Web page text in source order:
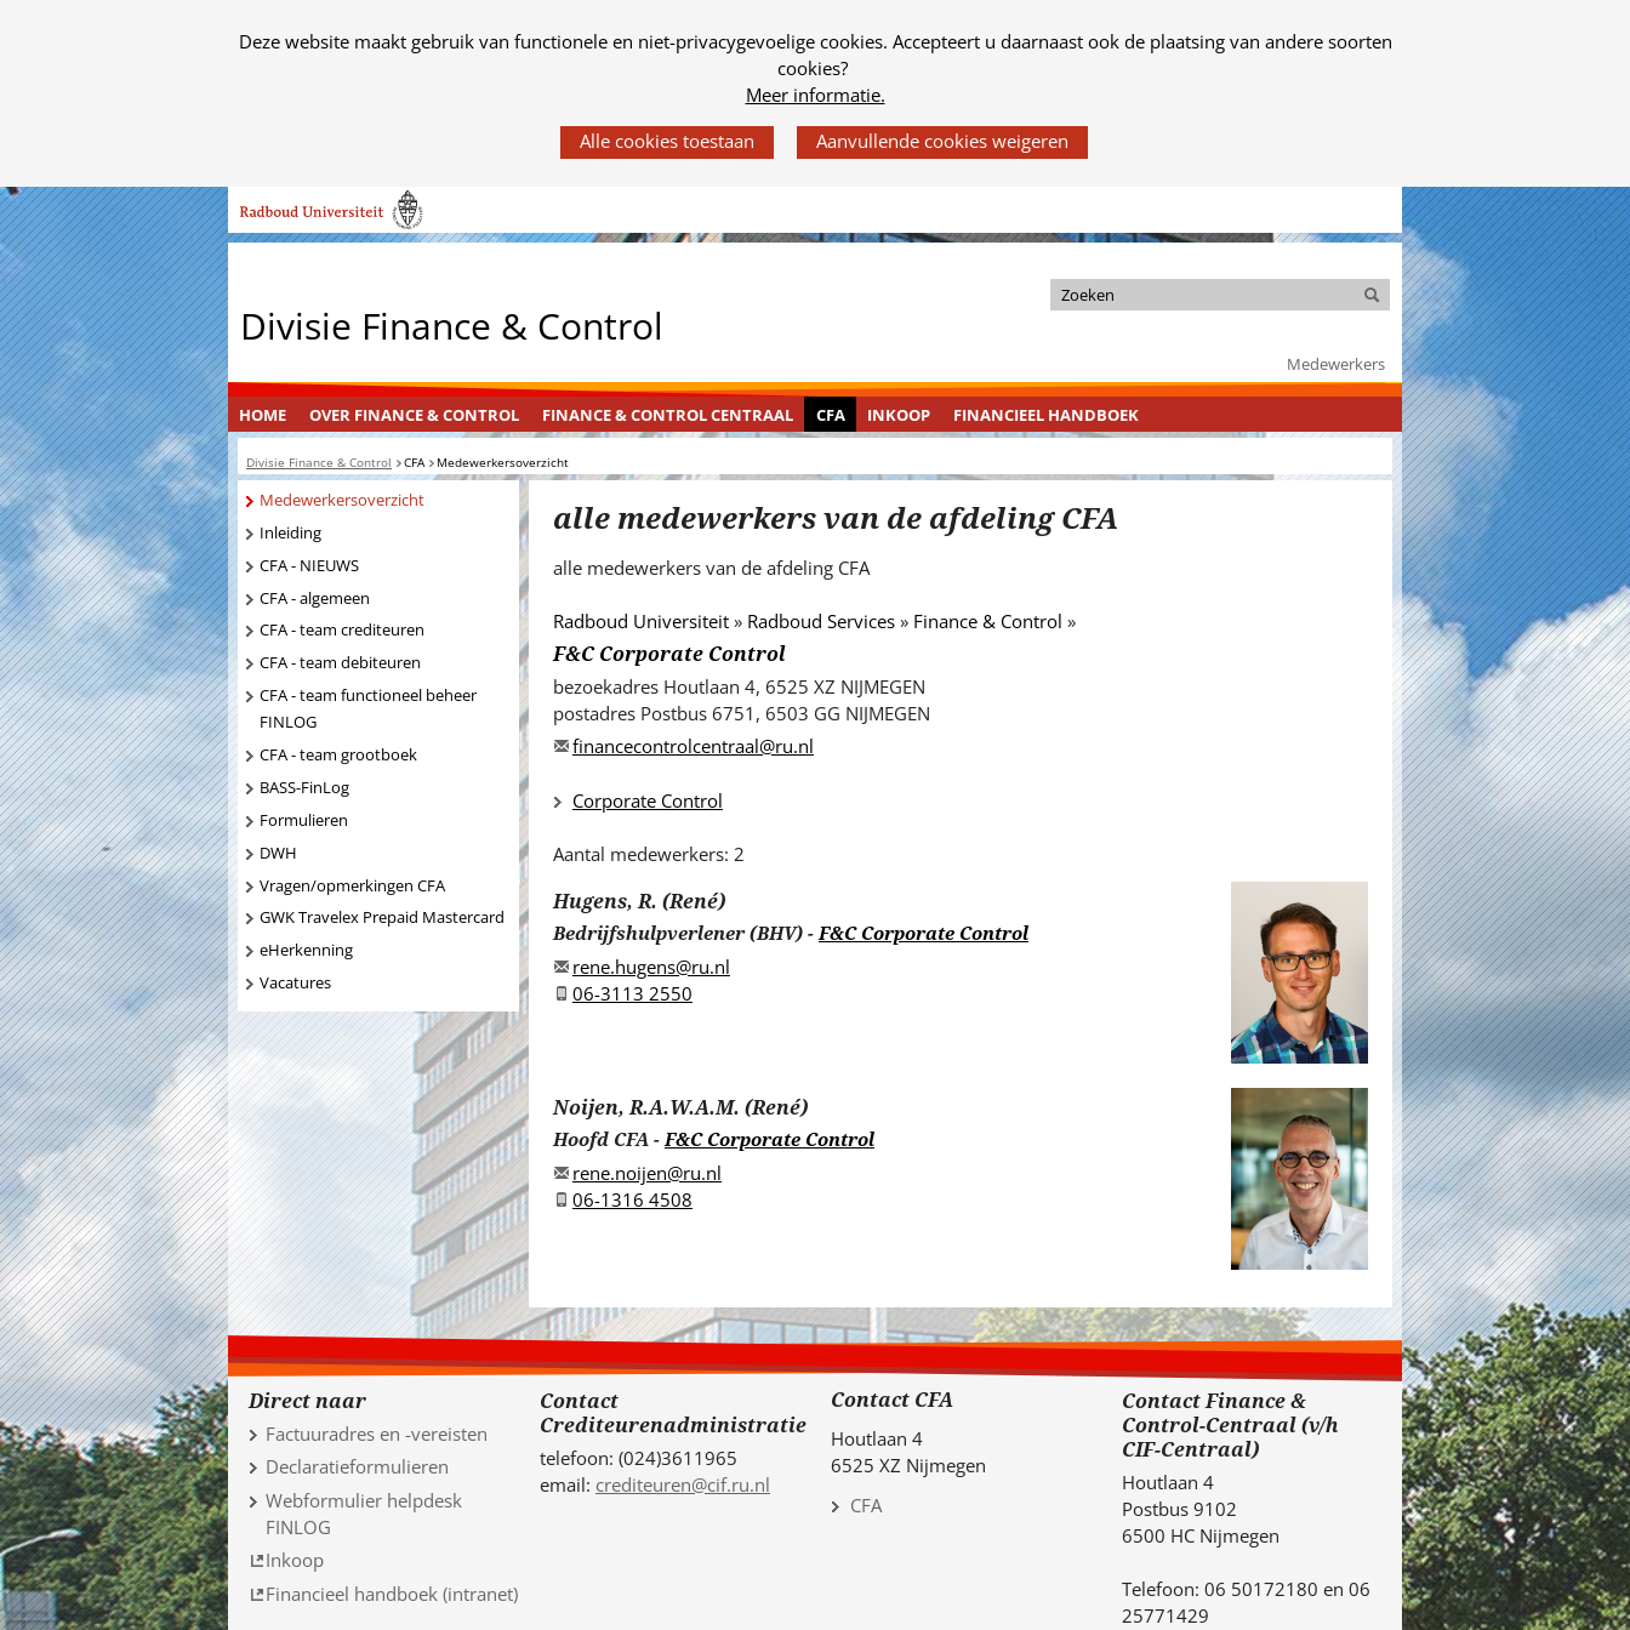
Cookies
Deze website maakt gebruik van functionele en niet-privacygevoelige cookies. Accepteert u daarnaast ook de plaatsing van andere soorten
cookies?
Meer informatie.
gebruik
van
deze
worden
toegestaan
of
geweigerd.
Ga
naar
de
inhoud
Divisie Finance & Control
Medewerkers
k
i
d
e
i
e
.
.
Zoeken
Zoeken
HOME
OVER
FINANCE
&
CONTROL
INGEKLAPT
OVER FINANCE & CONTROL
FINANCE
&
CONTROL
INGEKLAPT
FINANCE & CONTROL CENTRAAL CFA
INGEKLAPT
CFA INKOOP
FINANCIEEL
HANDBOEK
INGEKLAPT
FINANCIEEL HANDBOEK
Divisie Finance & Control CFA Medewerkersoverzicht
alle medewerkers van de afdeling CFA
alle medewerkers van de afdeling CFA
Radboud Universiteit» Radboud Services» Finance & Control »
F&C Corporate Control
bezoekadres Houtlaan 4, 6525 XZ NIJMEGEN
postadres Postbus 6751, 6503 GG NIJMEGEN
financecontrolcentraal@ru.nl
Corporate Control
Aantal medewerkers: 2
Hugens, R. (René)
Bedrijfshulpverlener (BHV)-F&C Corporate Control
rene.hugens@ru.nl
06-3113 2550
Noijen, R.A.W.A.M. (René)
Hoofd CFA-F&C Corporate Control
rene.noijen@ru.nl
06-1316 4508
Navigatie
Medewerkersoverzicht
Inleiding
CFA - NIEUWS
CFA - algemeen
CFA - team crediteuren
CFA - team debiteuren
CFA - team functioneel beheer
FINLOG
CFA - team grootboek
BASS-FinLog
Formulieren
DWH
Vragen/opmerkingen CFA
GWK Travelex Prepaid Mastercard
eHerkenning
Vacatures
Direct naar
Factuuradres en -vereisten
Declaratieformulieren
Webformulier helpdesk
FINLOG
Inkoop
Financieel handboek (intranet)
Contact
Crediteurenadministratie
telefoon: (024)3611965
email: crediteuren@cif.ru.nl
Contact CFA
Houtlaan 4
6525 XZ Nijmegen
CFA
Contact Finance &
Control-Centraal (v/h
CIF-Centraal)
Houtlaan 4
Postbus 9102
6500 HC Nijmegen
Telefoon: 06 50172180 en 06
25771429